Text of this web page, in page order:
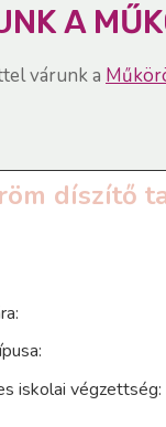
A
várunk a
díszítő
iskolai végzettség: